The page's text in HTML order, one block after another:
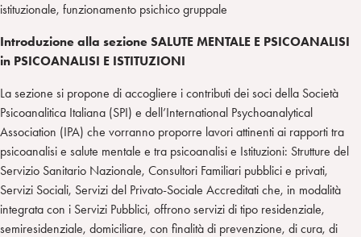
istituzionale, funzionamento psichico gruppale
Introduzione alla sezione SALUTE MENTALE E PSICOANALISI
in PSICOANALISI E ISTITUZIONI
La sezione si propone di accogliere i contributi dei soci della Società
Psicoanalitica Italiana (SPI) e dell’International Psychoanalytical
Association (IPA) che vorranno proporre lavori attinenti ai rapporti tra
psicoanalisi e salute mentale e tra psicoanalisi e Istituzioni: Strutture del
Servizio Sanitario Nazionale, Consultori Familiari pubblici e privati,
Servizi Sociali, Servizi del Privato-Sociale Accreditati che, in modalità
integrata con i Servizi Pubblici, offrono servizi di tipo residenziale,
semiresidenziale, domiciliare, con finalità di prevenzione, di cura, di